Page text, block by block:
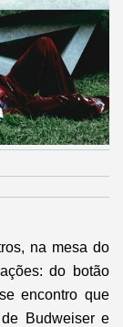
na mesa do
do botão
encontro que
Budweiser e